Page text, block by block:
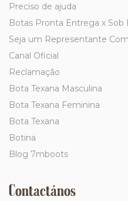
Preciso de ajuda
Botas Pronta Entrega x Sob
Seja um Representante
Canal Oficial
Reclamação
Bota Texana Masculina
Bota Texana Feminina
Bota Texana
Botina
Blog 7mboots
Contactános